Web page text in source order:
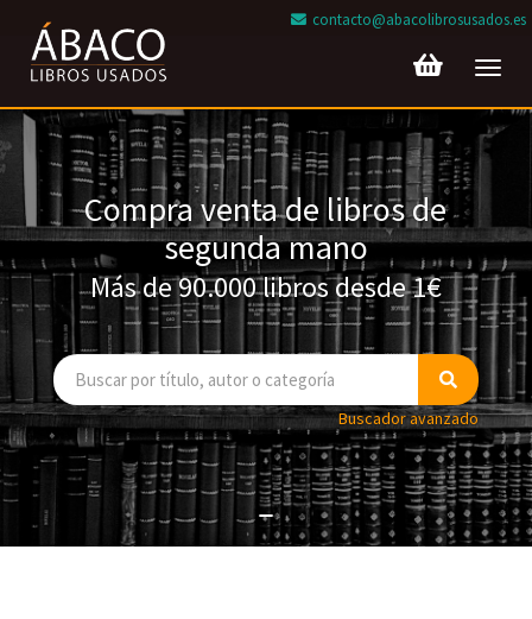
contacto@abacolibrosusados.es
Compra venta de libros de
segunda mano
Más de 90.000 libros desde 1€
Buscador avanzado